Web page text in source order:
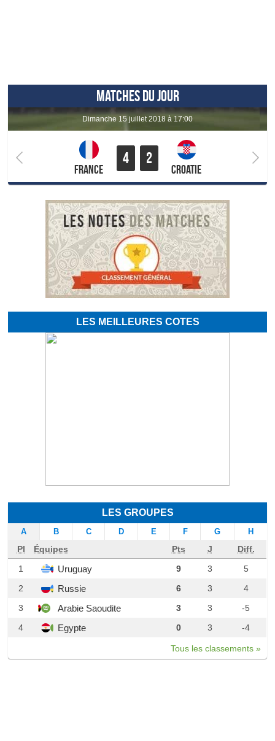
MATCHES DU JOUR
dimanche 15 juillet 2018 à 17:00
France
4 2
Croatie
LES MEILLEURES COTES
LES GROUPES
A B C D E F G H
Pl Équipes Pts J
Diff.
1
Uruguay 9 3
5
2
Russie 6 3
4
3
Arabie Saoudite 3 3
-5
4
Egypte 0 3 -4
Tous les classements »